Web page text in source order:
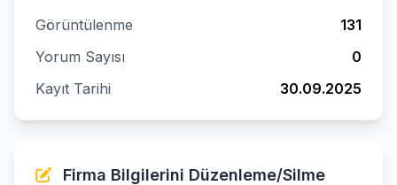
Görüntülenme
131
Yorum Sayısı
0
Kayıt Tarihi
30.09.2025
Firma Bilgilerini Düzenleme/Silme